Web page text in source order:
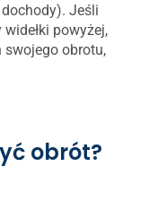
Jeśli
powyżej,
swojego obrotu,
obrót?